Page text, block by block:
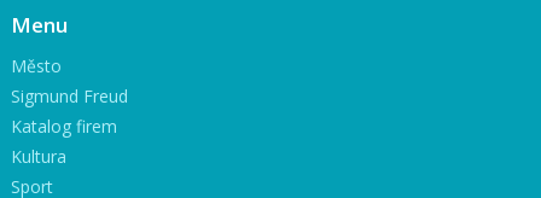
Menu
Město
Sigmund Freud
Katalog firem
Kultura
Sport